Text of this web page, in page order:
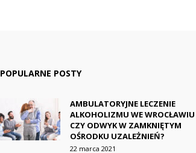
POPULARNE POSTY
AMBULATORYJNE LECZENIE
ALKOHOLIZMU WE WROCŁAWIU
CZY ODWYK W ZAMKNIĘTYM
OŚRODKU UZALEŻNIEŃ?
22 marca 2021